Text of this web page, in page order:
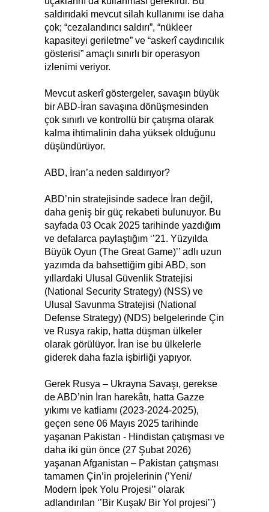
saldırıdaki mevcut silah kullanımı ise daha
çok; “cezalandırıcı saldırı”, “nükleer
kapasiteyi geriletme” ve “askerî caydırıcılık
gösterisi” amaçlı sınırlı bir operasyon
izlenimi veriyor.
Mevcut askerî göstergeler, savaşın büyük
bir ABD-İran savaşına dönüşmesinden
çok sınırlı ve kontrollü bir çatışma olarak
kalma ihtimalinin daha yüksek olduğunu
düşündürüyor.
ABD, İran’a neden saldırıyor?
ABD’nin stratejisinde sadece İran değil,
daha geniş bir güç rekabeti bulunuyor. Bu
sayfada 03 Ocak 2025 tarihinde yazdığım
ve defalarca paylaştığım ‘’21. Yüzyılda
Büyük Oyun (The Great Game)’’ adlı uzun
yazımda da bahsettiğim gibi ABD, son
yıllardaki Ulusal Güvenlik Stratejisi
(National Security Strategy) (NSS) ve
Ulusal Savunma Stratejisi (National
Defense Strategy) (NDS) belgelerinde Çin
ve Rusya rakip, hatta düşman ülkeler
olarak görülüyor. İran ise bu ülkelerle
giderek daha fazla işbirliği yapıyor.
Gerek Rusya – Ukrayna Savaşı, gerekse
de ABD’nin İran harekâtı, hatta Gazze
yıkımı ve katliamı (2023-2024-2025),
geçen sene 06 Mayıs 2025 tarihinde
yaşanan Pakistan - Hindistan çatışması ve
daha iki gün önce (27 Şubat 2026)
yaşanan Afganistan – Pakistan çatışması
tamamen Çin’in projelerinin (’Yeni/
Modern İpek Yolu Projesi’’ olarak
adlandırılan ‘’Bir Kuşak/ Bir Yol projesi’’)